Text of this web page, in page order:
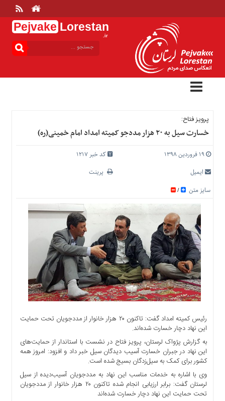
Pejvake Lorestan
.ir
بالا
خانه
ارتباط
درباره
منوی
عمومی
اجتماعی
سیاسی
اقتصادی
ورزشی
فرهنگی
علمی
آموزشی
دسترسی
سریع
ارتباط
پرویز فتاح:
خسارت سیل به ۲۰ هزار مددجو کمیته امداد امام خمینی(ره)
۱۹ فروردین ۱۳۹۸
کد خبر 1217
ایمیل
پرینت
سایز متن
/
رئیس کمیته امداد گفت: تاکنون ۲۰ هزار خانوار از مددجویان تحت حمایت
این نهاد دچار خسارت شده‌اند.
به گزارش پژواک لرستان، پرویز فتاح در نشست با استاندار از حمایت‌های
این نهاد در جبران خسارت آسیب دیدگان سیل خبر داد و افزود: امروز همه
کشور برای کمک به سیل‌زدگان بسیج شده است.
وی با اشاره به خدمات مناسب این نهاد به مددجویان آسیب‌دیده از سیل
لرستان گفت: برابر ارزیابی انجام شده تاکنون ۲۰ هزار خانوار از مددجویان
تحت حمایت این نهاد دچار خسارت شده‌اند